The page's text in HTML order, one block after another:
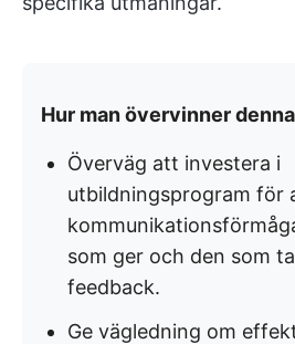
Hur man övervinner
Överväg att investera i
utbildningsprogram för
som ger och den som
feedback.
Ge vägledning om